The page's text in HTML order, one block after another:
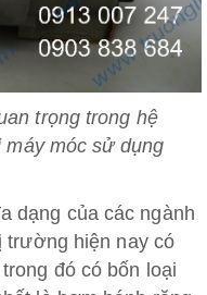
trọng trong hệ
móc sử dụng
dạng của các ngành
trường hiện nay có
đó có bốn loại